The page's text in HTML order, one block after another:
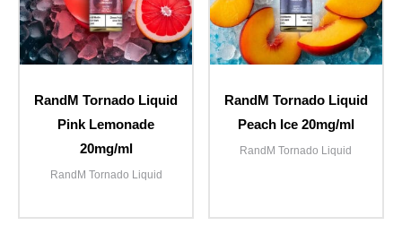
RandM Tornado Liquid
Pink Lemonade
20mg/ml
RandM Tornado Liquid
RandM Tornado Liquid
Peach Ice 20mg/ml
RandM Tornado Liquid